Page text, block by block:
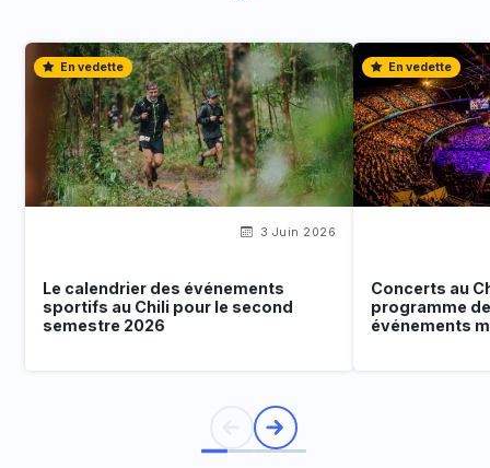
En vedette
3 Juin 2026
Le calendrier des événements
sportifs au Chili pour le second
semestre 2026
En vedette
Concerts au
programme
événements